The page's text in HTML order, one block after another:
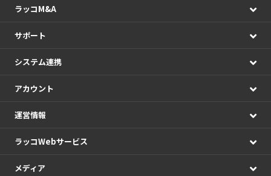
ラッコM&A
サポート
システム連携
アカウント
運営情報
ラッコWebサービス
メディア